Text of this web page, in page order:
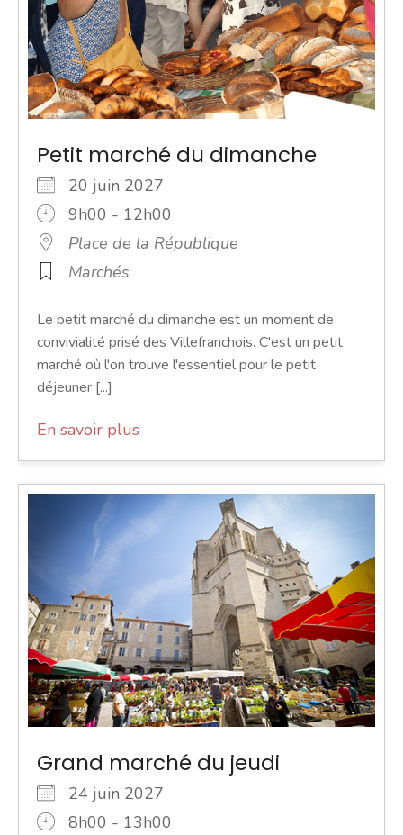
Petit marché du dimanche
20 juin 2027
9h00 - 12h00
Place de la République
Marchés
Le petit marché du dimanche est un moment de
convivialité prisé des Villefranchois. C'est un petit
marché où l'on trouve l'essentiel pour le petit
déjeuner [...]
En savoir plus
Grand marché du jeudi
24 juin 2027
8h00 - 13h00